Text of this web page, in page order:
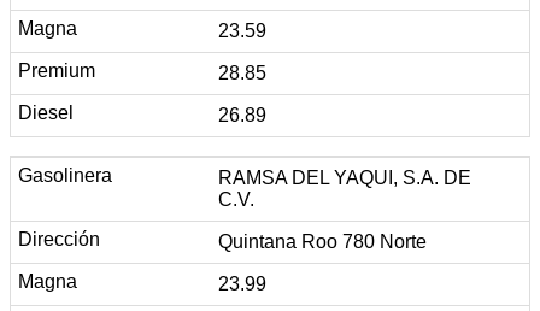
23.59
28.85
26.89
RAMSA DEL YAQUI, S.A. DE
C.V.
Quintana Roo 780 Norte
23.99